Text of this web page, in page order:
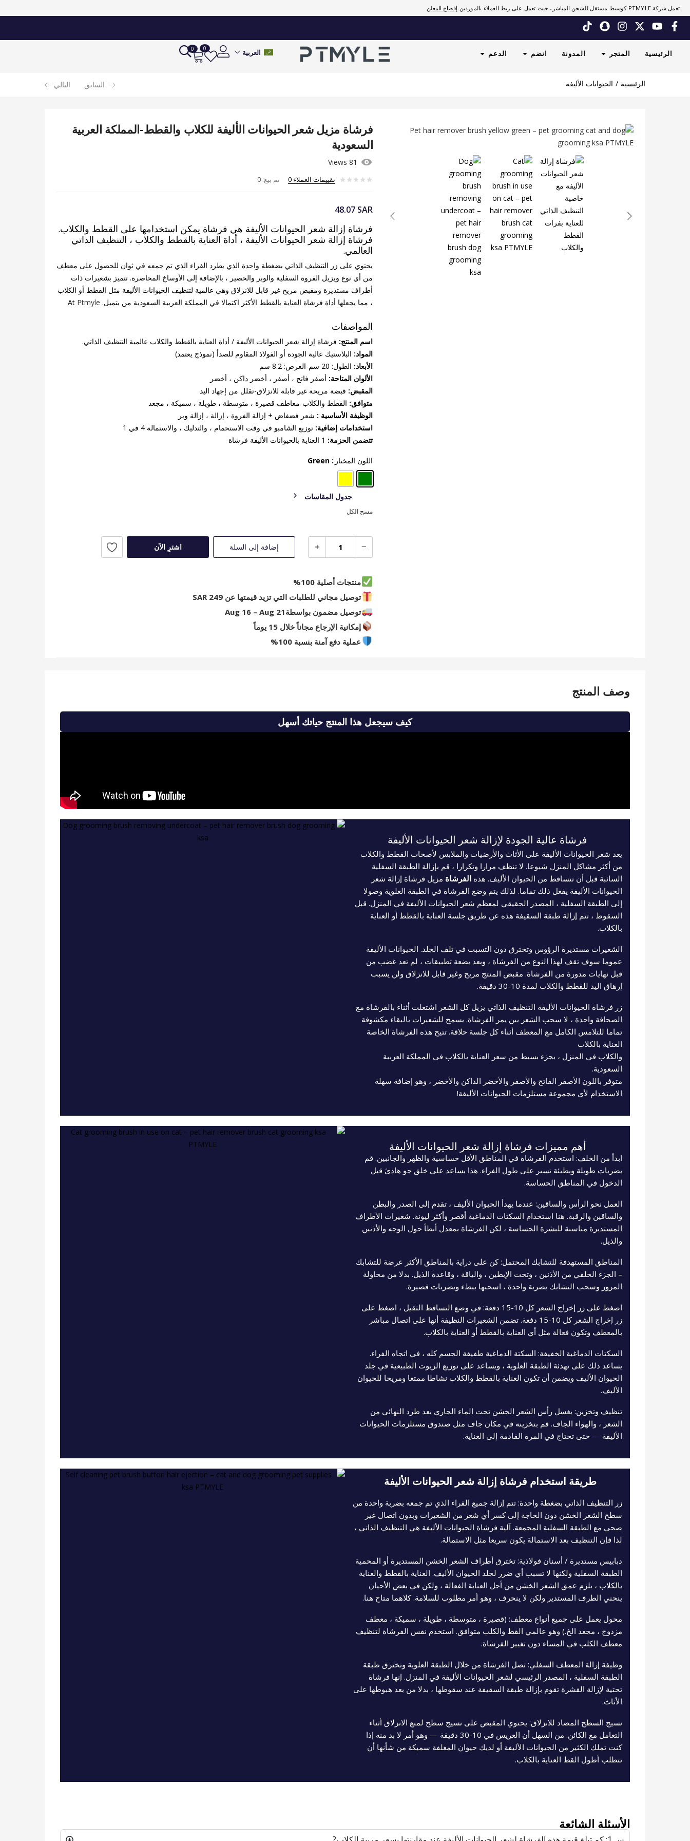
تعمل شركة PTMYLE كوسيط مستقل للشحن المباشر، حيث تعمل على ربط العملاء بالموردين. إفصاح المعلن
الرئيسية المتجر المدونة انضم الدعم العربية 0
0
الرئيسية الحيوانات الأليفة السابق التالي
فرشاة مزيل شعر الحيوانات الأليفة للكلاب والقطط-المملكة العربية
السعودية
81 Views
تقييمات العملاء 0 تم بيع: 0
48.07 SAR
فرشاة إزالة شعر الحيوانات الأليفة هي فرشاة يمكن استخدامها على القطط والكلاب.
فرشاة إزالة شعر الحيوانات الأليفة ، أداة العناية بالقطط والكلاب ، التنظيف الذاتي
العالمي.
يحتوي على زر التنظيف الذاتي بضغطة واحدة الذي يطرد الفراء الذي تم جمعه في ثوان للحصول على معطف
من أي نوع ويزيل الفروة السفلية والوبر والحصير ، بالإضافة إلى الأوساخ المحاصرة. تتميز بشعيرات ذات
أطراف مستديرة ومقبض مريح غير قابل للانزلاق وهي عالمية لتنظيف الحيوانات الأليفة مثل القطط أو الكلاب
، مما يجعلها أداة فرشاة العناية بالقطط الأكثر اكتمالا في المملكة العربية السعودية من بتميل. At Ptmyle
المواصفات
اسم المنتج: فرشاة إزالة شعر الحيوانات الأليفة / أداة العناية بالقطط والكلاب عالمية التنظيف الذاتي.
المواد: البلاستيك عالية الجودة أو الفولاذ المقاوم للصدأ (نموذج يعتمد)
الأبعاد: الطول: 20 سم-العرض: 8.2 سم
الألوان المتاحة: أصفر فاتح ، أصفر ، أخضر داكن ، أخضر
المقبض: قبضة مريحة غير قابلة للانزلاق-تقلل من إجهاد اليد
متوافق: القطط والكلاب-معاطف قصيرة ، متوسطة ، طويلة ، سميكة ، مجعد
الوظيفة الأساسية : شعر فضفاض + إزالة الفروة ، إزالة ، إزالة وبر
استخدامات إضافية: توزيع الشامبو في وقت الاستحمام ، والتدليك ، والاستمالة 4 في 1
تتضمن الحزمة:
اللون المختار : Green
جدول المقاسات
مسح الكل
إضافة إلى السلة اشترِ الآن
منتجات أصلية 100%
توصيل مجاني للطلبات التي تزيد قيمتها عن 249 SAR
توصيل مضمون بواسطةAug 16 – Aug 21
إمكانية الإرجاع مجاناً خلال 15 يوماً
عملية دفع آمنة بنسبة 100%
وصف المنتج
كيف سيجعل هذا المنتج حياتك أسهل
فرشاة عالية الجودة لإزالة شعر الحيوانات الأليفة
يعد شعر الحيوانات الأليفة على الأثاث والأرضيات والملابس لأصحاب القطط والكلاب
من أكثر مشاكل المنزل شيوعا. لا تنظف مرارا وتكرارا ، قم بإزالة الطبقة السفلية
السائبة قبل أن تتساقط من الحيوان الأليف. هذه الفرشاة مزيل فرشاة إزالة شعر
الحيوانات الأليفة يفعل ذلك تماما. لذلك يتم وضع الفرشاة في الطبقة العلوية وصولا
إلى الطبقة السفلية ، المصدر الحقيقي لمعظم شعر الحيوانات الأليفة في المنزل. قبل
السقوط ، تتم إزالة طبقة السقيفة هذه عن طريق جلسة العناية بالقطط أو العناية
بالكلاب.
الشعيرات مستديرة الرؤوس وتخترق دون التسبب في تلف الجلد. الحيوانات الأليفة
عموما سوف تقف لهذا النوع من الفرشاة ، وبعد بضعة تطبيقات ، لم تعد غضب من
قبل نهايات مدورة من الفرشاة. مقبض المنتج مريح وغير قابل للانزلاق ولن يسبب
إرهاق اليد للقطط والكلاب لمدة 10-30 دقيقة.
زر فرشاة الحيوانات الأليفة التنظيف الذاتي يزيل كل الشعر اشتعلت أثناء بالفرشاة مع
الصحافة واحدة ، لا سحب الشعر بين يمر الفرشاة. يسمح للشعيرات بالبقاء مكشوفة
تماما للتلامس الكامل مع المعطف أثناء كل جلسة حلاقة. تتيح هذه الفرشاة الخاصة
العناية بالكلاب
والكلاب في المنزل ، بجزء بسيط من سعر العناية بالكلاب في المملكة العربية
السعودية.
متوفر باللون الأصفر الفاتح والأصفر والأخضر الداكن والأخضر ، وهو إضافة سهلة
الاستخدام لأي مجموعة مستلزمات الحيوانات الأليفة!
أهم مميزات فرشاة إزالة شعر الحيوانات الأليفة
ابدأ من الخلف: استخدم الفرشاة في المناطق الأقل حساسية والظهر والجانبين. قم
بضربات طويلة وبطيئة تسير على طول الفراء. هذا يساعد على خلق جو هادئ قبل
الدخول في المناطق الحساسة.
العمل نحو الرأس والساقين: عندما يهدأ الحيوان الأليف ، تقدم إلى الصدر والبطن
والساقين والرقبة. هنا استخدام السكتات الدماغية أقصر وأكثر ليونة. شعيرات الأطراف
المستديرة مناسبة للبشرة الحساسة ، لكن الفرشاة بمعدل أبطأ حول الوجه والأذنين
والذيل.
المناطق المستهدفة للتشابك المحتمل: كن على دراية بالمناطق الأكثر عرضة للتشابك
– الجزء الخلفي من الأذنين ، وتحت الإبطين ، والياقة ، وقاعدة الذيل. بدلا من محاولة
المرور وسحب التشابك بضربة واحدة ، اسحبها ببطء وبضربات قصيرة.
اضغط على زر إخراج الشعر كل 10-15 دفعة: في وضع التساقط الثقيل ، اضغط على
زر إخراج الشعر كل 10-15 دفعة. تضمن الشعيرات النظيفة أنها على اتصال مباشر
بالمعطف وتكون فعالة مثل أي العناية بالقطط أو العناية بالكلاب.
السكتات الدماغية الخفيفة: السكتة الدماغية طفيفة الجسم كله ، في اتجاه الفراء.
يساعد ذلك على تهدئة الطبقة العلوية ، ويساعد على توزيع الزيوت الطبيعية في جلد
الحيوان الأليف ويضمن أن تكون العناية بالقطط والكلاب نشاطا ممتعا ومريحا للحيوان
الأليف.
تنظيف وتخزين: يغسل رأس الشعر الخشن تحت الماء الجاري بعد طرد النهائي من
الشعر ، والهواء الجاف. قم بتخزينه في مكان جاف مثل صندوق مستلزمات الحيوانات
الأليفة — حتى تحتاج في المرة القادمة إلى العناية.
طريقة استخدام فرشاة إزالة شعر الحيوانات الأليفة
زر التنظيف الذاتي بضغطة واحدة: تتم إزالة جميع الفراء الذي تم جمعه بضربة واحدة من
سطح الشعر الخشن دون الحاجة إلى كسر أي شعر من الشعيرات وبدون اتصال غير
صحي مع الطبقة السفلية المجمعة. آلية فرشاة الحيوانات الأليفة هي التنظيف الذاتي ،
لذا فإن التنظيف بعد الاستمالة يكون سريعا مثل الاستمالة.
دبابيس مستديرة / أسنان فولاذية: تخترق أطراف الشعر الخشن المستديرة أو المحمية
الطبقة السفلية ولكنها لا تسبب أي ضرر لجلد الحيوان الأليف. العناية بالقطط والعناية
بالكلاب ، يلزم عمق الشعر الخشن من أجل العناية الفعالة ، ولكن في بعض الأحيان
ينحني الطرف المستدير ولكن لا ينحرف ، وهو أمر مطلوب للسلامة. كلاهما متاح هنا.
محول يعمل على جميع أنواع معطف: (قصيرة ، متوسطة ، طويلة ، سميكة ، معطف
مزدوج ، مجعد الخ.) وهو عالمي القط والكلب متوافق. استخدم نفس الفرشاة لتنظيف
معطف الكلب في المساء دون تغيير الفرشاة.
وظيفة إزالة المعطف السفلي: تصل الفرشاة من خلال الطبقة العلوية وتخترق طبقة
الطبقة السفلية ، المصدر الرئيسي لشعر الحيوانات الأليفة في المنزل. إنها فرشاة
تحتية لإزالة القشرة تقوم بإزالة طبقة السقيفة عند سقوطها ، بدلا من بعد هبوطها على
الأثاث.
نسيج السطح المضاد للانزلاق: يحتوي المقبض على نسيج سطح لمنع الانزلاق أثناء
التعامل مع الكائن. من السهل أن العريس في 10-30 دقيقة — وهو أمر لا بد منه إذا
كنت تملك الكثير من الحيوانات الأليفة أو لديك حيوان المغلفة سميكة من شأنها أن
تتطلب أطول القط العناية بالكلاب.
الأسئلة الشائعة